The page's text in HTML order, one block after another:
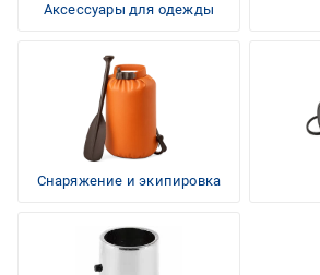
Аксессуары для одежды
Снаряжение и экипировка